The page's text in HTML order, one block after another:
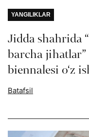
YANGILIKLAR
Jidda shahrida
barcha
biennalesi o‘z
Batafsil